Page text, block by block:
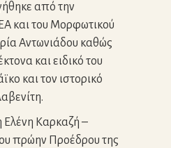
από την
και του Μορφωτικού
Αντωνιάδου καθώς
και ειδικό του
και τον ιστορικό
Ελένη Καρκαζή –
πρώην Προέδρου της